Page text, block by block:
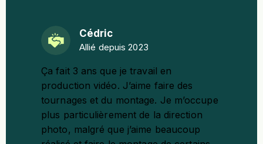
Cédric
Allié depuis 2023
Ça fait 3 ans que je travail en
production vidéo. J’aime faire des
tournages et du montage. Je m’occupe
plus particulièrement de la direction
photo, malgré que j’aime beaucoup